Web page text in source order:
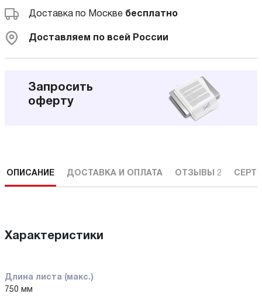
Доставка по Москве бесплатно
Доставляем по всей России
Запросить
оферту
ОПИСАНИЕ ДОСТАВКА И ОПЛАТА ОТЗЫВЫ 2
Характеристики
Длина листа (макс.)
750 мм